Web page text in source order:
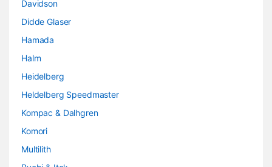
Davidson
Didde Glaser
Hamada
Halm
Heidelberg
Heldelberg Speedmaster
Kompac & Dalhgren
Komori
Multilith